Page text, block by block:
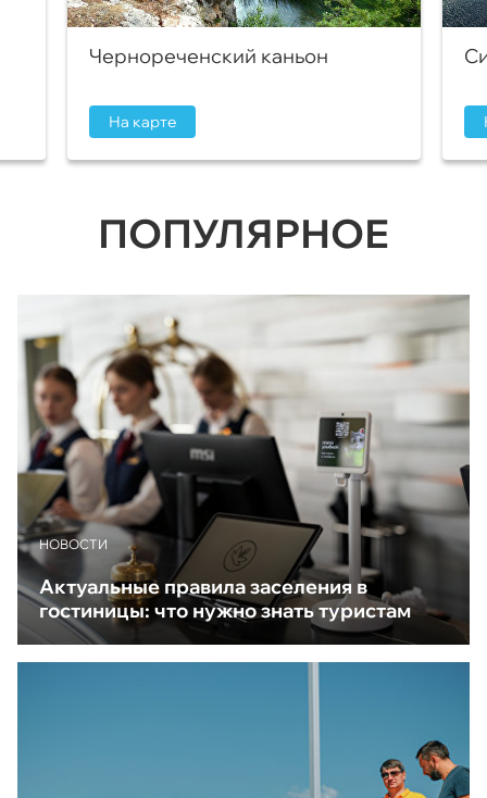
Чернореченский каньон
На карте
ПОПУЛЯРНОЕ
НОВОСТИ
Актуальные правила заселения в
гостиницы: что нужно знать туристам